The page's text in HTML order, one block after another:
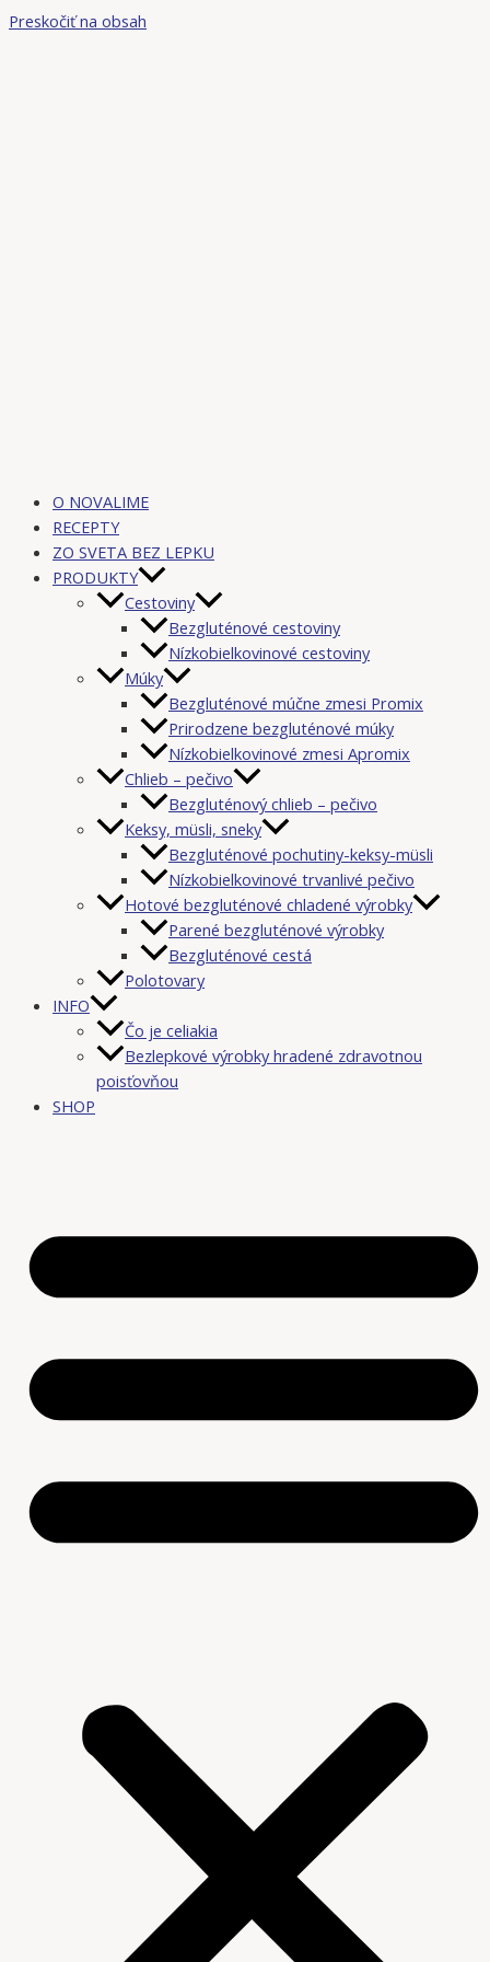
Preskočiť na obsah
O NOVALIME
RECEPTY
ZO SVETA BEZ LEPKU
PRODUKTY
Cestoviny
Bezgluténové cestoviny
Nízkobielkovinové cestoviny
Múky
Bezgluténové múčne zmesi Promix
Prirodzene bezgluténové múky
Nízkobielkovinové zmesi Apromix
Chlieb – pečivo
Bezgluténový chlieb – pečivo
Keksy, müsli, sneky
Bezgluténové pochutiny-keksy-müsli
Nízkobielkovinové trvanlivé pečivo
Hotové bezgluténové chladené výrobky
Parené bezgluténové výrobky
Bezgluténové cestá
Polotovary
INFO
Čo je celiakia
Bezlepkové výrobky hradené zdravotnou
poisťovňou
SHOP